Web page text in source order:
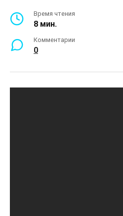
Время чтения
8 мин.
Комментарии
0